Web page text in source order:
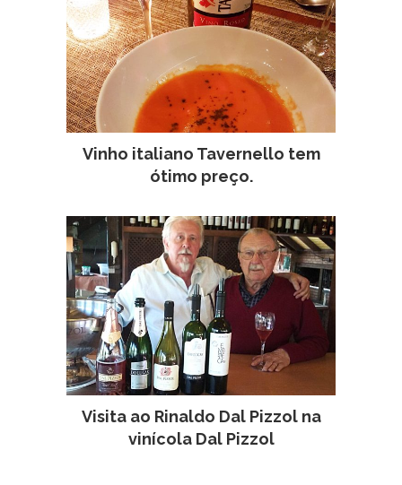
Vinho italiano Tavernello tem
ótimo preço.
Visita ao Rinaldo Dal Pizzol na
vinícola Dal Pizzol